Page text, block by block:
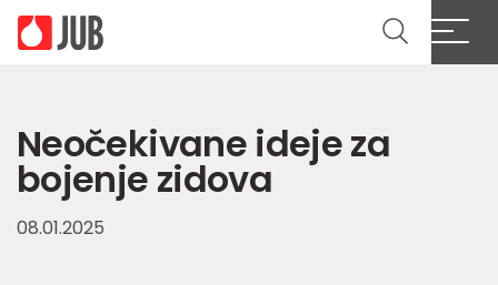
Neočekivane ideje za
bojenje zidova
08.01.2025